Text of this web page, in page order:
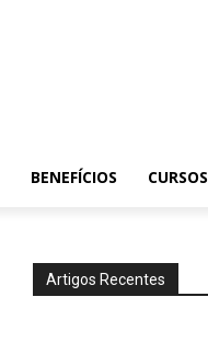
BENEFÍCIOS CURSOS
Artigos Recentes